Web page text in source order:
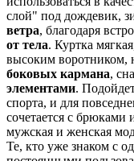
слой" под дождевик,
ветра, благодаря
от тела. Куртка
высоким воротником,
боковых кармана,
элементами.
спорта, и для
сочетается с брюками
мужская и женская
Те, кто уже знаком с